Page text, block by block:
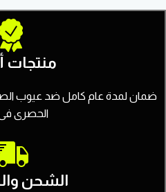
منتجات
ضمان لمدة عام كامل ضد عيوب
الحصرى
الشحن